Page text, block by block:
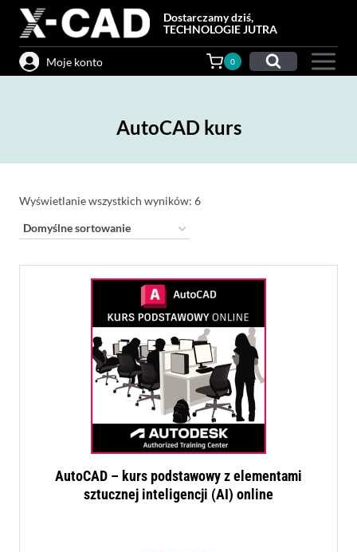
Przejdź
treści
Dostarczamy dziś,
TECHNOLOGIE JUTRA
Moje konto 0
AutoCAD kurs
Wyświetlanie wszystkich wyników: 6
AutoCAD – kurs podstawowy z elementami
sztucznej inteligencji (AI) online